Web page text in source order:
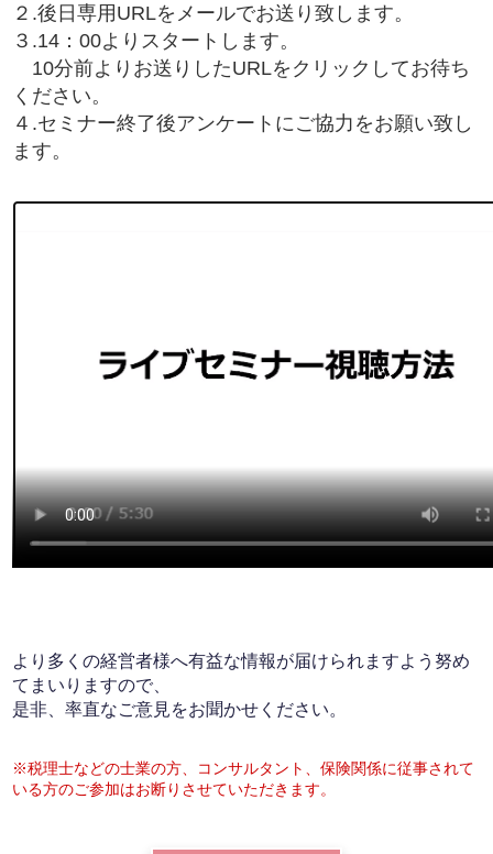
２.後日専用URLをメールでお送り致します。
３.14：00よりスタートします。
10分前よりお送りしたURLをクリックしてお待ち
ください。
４.セミナー終了後アンケートにご協力をお願い致し
ます。
より多くの経営者様へ有益な情報が届けられますよう努め
てまいりますので、
是非、率直なご意見をお聞かせください。
※税理士などの士業の方、コンサルタント、保険関係に従事されて
いる方のご参加はお断りさせていただきます。